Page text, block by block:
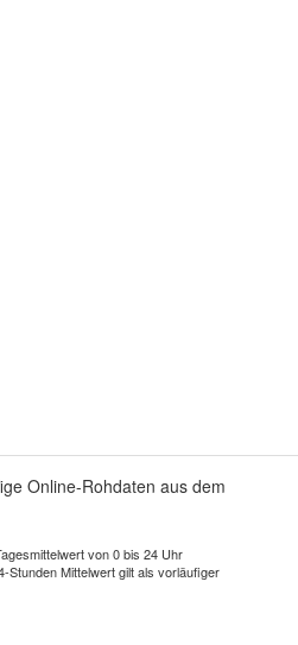
Online-Rohdaten aus dem
von 0 bis 24 Uhr
Stunden Mittelwert gilt als vorläufiger